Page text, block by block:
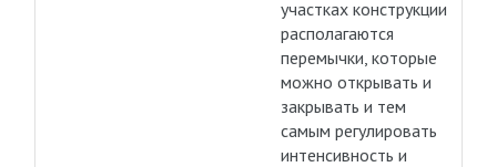
участках конструкции
располагаются
перемычки, которые
можно открывать и
закрывать и тем
самым регулировать
интенсивность и